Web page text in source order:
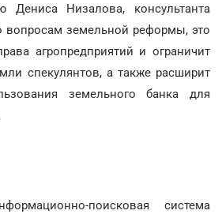
Низалова, консультанта
вопросам земельной реформы, это
агропредприятий и ограничит
спекулянтов, а также расширит
земельного банка для
поисковая система